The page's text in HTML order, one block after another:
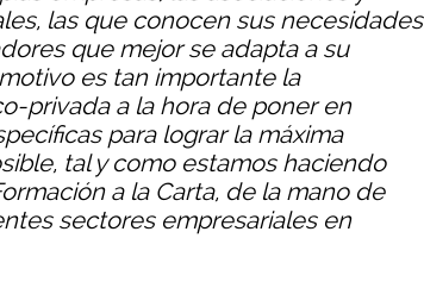
las que conocen sus necesidades
que mejor se adapta a su
es tan importante la
privada a la hora de poner en
para lograr la máxima
tal y como estamos haciendo
a la Carta, de la mano de
sectores empresariales en